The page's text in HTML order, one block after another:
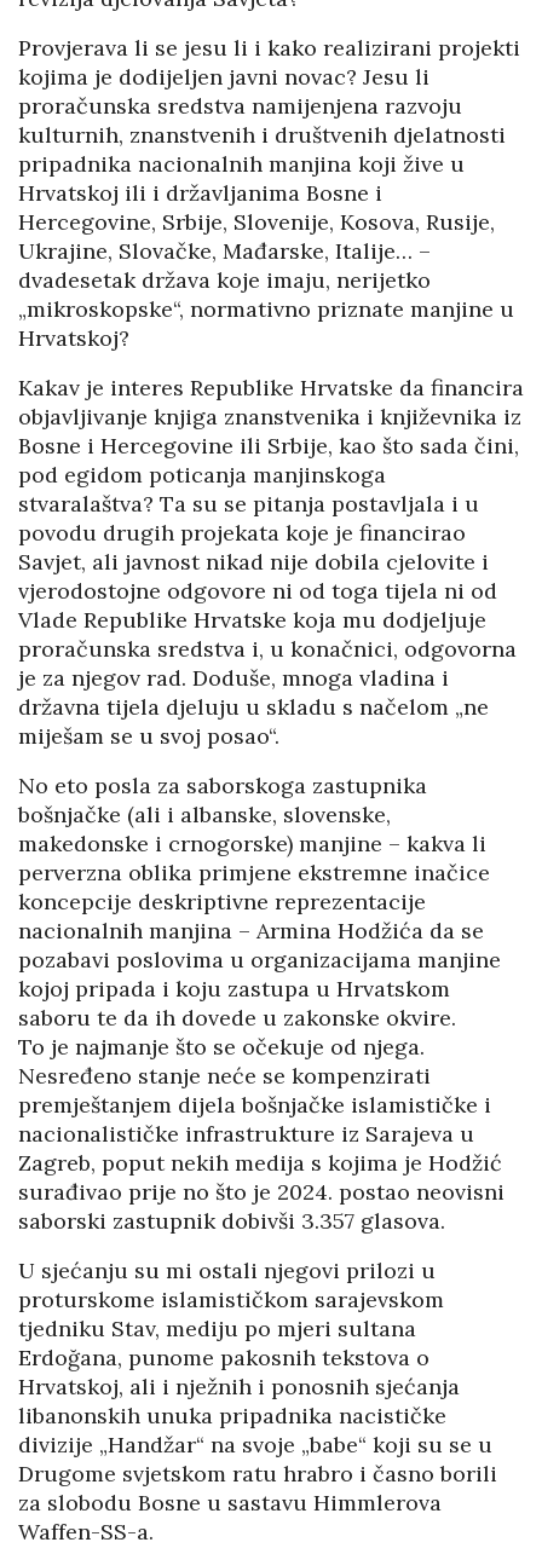
Provjerava li se jesu li i kako realizirani projekti
kojima je dodijeljen javni novac? Jesu li
proračunska sredstva namijenjena razvoju
kulturnih, znanstvenih i društvenih djelatnosti
pripadnika nacionalnih manjina koji žive u
Hrvatskoj ili i državljanima Bosne i
Hercegovine, Srbije, Slovenije, Kosova, Rusije,
Ukrajine, Slovačke, Mađarske, Italije… –
dvadesetak država koje imaju, nerijetko
„mikroskopske“, normativno priznate manjine u
Hrvatskoj?
Kakav je interes Republike Hrvatske da financira
objavljivanje knjiga znanstvenika i književnika iz
Bosne i Hercegovine ili Srbije, kao što sada čini,
pod egidom poticanja manjinskoga
stvaralaštva? Ta su se pitanja postavljala i u
povodu drugih projekata koje je financirao
Savjet, ali javnost nikad nije dobila cjelovite i
vjerodostojne odgovore ni od toga tijela ni od
Vlade Republike Hrvatske koja mu dodjeljuje
proračunska sredstva i, u konačnici, odgovorna
je za njegov rad. Doduše, mnoga vladina i
državna tijela djeluju u skladu s načelom „ne
miješam se u svoj posao“.
No eto posla za saborskoga zastupnika
bošnjačke (ali i albanske, slovenske,
makedonske i crnogorske) manjine – kakva li
perverzna oblika primjene ekstremne inačice
koncepcije deskriptivne reprezentacije
nacionalnih manjina – Armina Hodžića da se
pozabavi poslovima u organizacijama manjine
kojoj pripada i koju zastupa u Hrvatskom
saboru te da ih dovede u zakonske okvire.
To je najmanje što se očekuje od njega.
Nesređeno stanje neće se kompenzirati
premještanjem dijela bošnjačke islamističke i
nacionalističke infrastrukture iz Sarajeva u
Zagreb, poput nekih medija s kojima je Hodžić
surađivao prije no što je 2024. postao neovisni
saborski zastupnik dobivši 3.357 glasova.
U sjećanju su mi ostali njegovi prilozi u
proturskome islamističkom sarajevskom
tjedniku Stav, mediju po mjeri sultana
Erdoğana, punome pakosnih tekstova o
Hrvatskoj, ali i nježnih i ponosnih sjećanja
libanonskih unuka pripadnika nacističke
divizije „Handžar“ na svoje „babe“ koji su se u
Drugome svjetskom ratu hrabro i časno borili
za slobodu Bosne u sastavu Himmlerova
Waffen-SS-a.